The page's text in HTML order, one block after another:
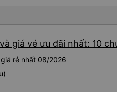
giá vé ưu đãi nhất: 10
rẻ nhất 08/2026